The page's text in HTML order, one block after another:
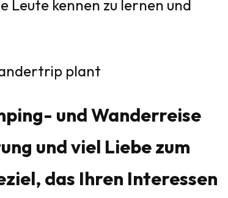
Leute kennen zu lernen und
plant
und Wanderreise
und viel Liebe zum
das Ihren Interessen